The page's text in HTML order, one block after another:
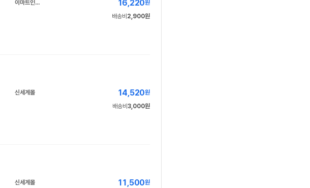
이마트인터넷쇼핑몰 16,220원
배송비 2,900원
신세계몰 14,520원
배송비 3,000원
신세계몰 11,500원